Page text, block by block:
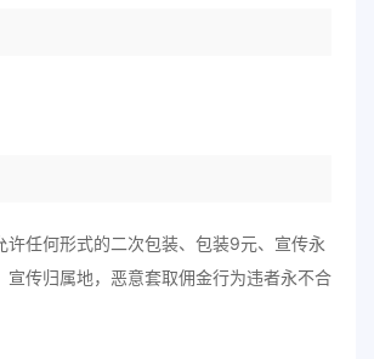
许任何形式的二次包装、包装9元、宣传永
宣传归属地，恶意套取佣金行为违者永不合